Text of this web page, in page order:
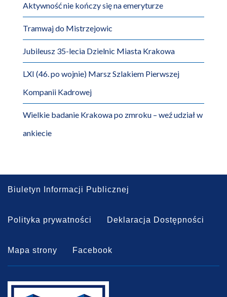
Aktywność nie kończy się na emeryturze
Tramwaj do Mistrzejowic
Jubileusz 35-lecia Dzielnic Miasta Krakowa
LXI (46. po wojnie) Marsz Szlakiem Pierwszej
Kompanii Kadrowej
Wielkie badanie Krakowa po zmroku – weź udział w
ankiecie
Biuletyn Informacji Publicznej
Polityka prywatności Deklaracja Dostępności
Mapa strony Facebook